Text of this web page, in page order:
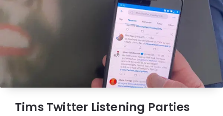
Tims Twitter Listening Parties